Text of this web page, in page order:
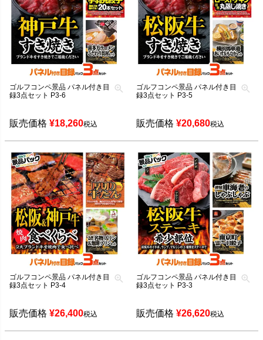
ゴルフコンペ景品 パネル付き目
録3点セット P3-6
販売価格 ¥18,260税込
ゴルフコンペ景品 パネル付き目
録3点セット P3-5
販売価格 ¥20,680税込
ゴルフコンペ景品 パネル付き目
録3点セット P3-4
販売価格 ¥26,400税込
ゴルフコンペ景品 パネル付き目
録3点セット P3-3
販売価格 ¥26,620税込